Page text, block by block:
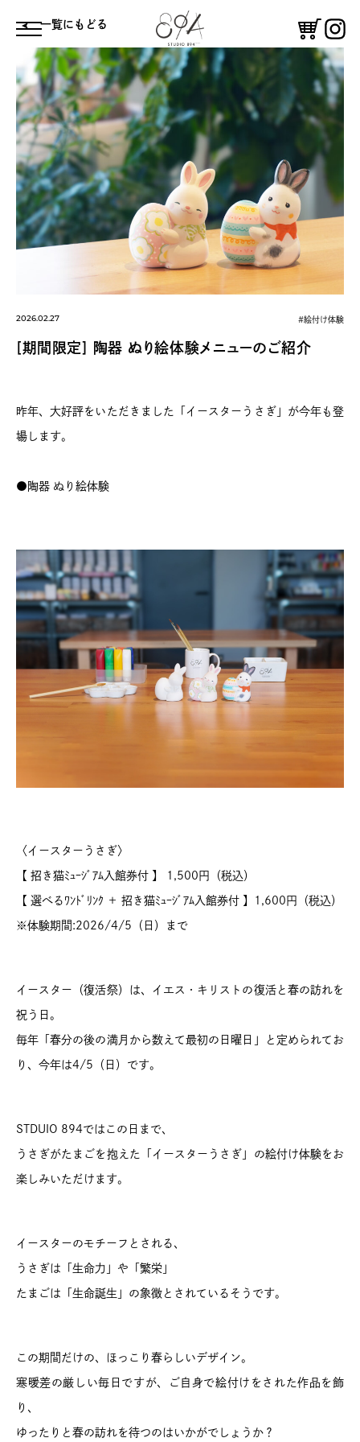
体験する
絵付け体験 鑑賞する
ギャラリー 憩う
コーヒースタンド
⼀覧にもどる
2026.02.27 #絵付け体験
[期間限定] 陶器 ぬり絵体験メニューのご紹介
昨年、大好評をいただきました「イースターうさぎ」が今年も登
場します。
●陶器 ぬり絵体験
〈イースターうさぎ〉
【 招き猫ﾐｭｰｼﾞｱﾑ入館券付 】 1,500円（税込）
【 選べるﾜﾝﾄﾞﾘﾝｸ ＋ 招き猫ﾐｭｰｼﾞｱﾑ入館券付 】1,600円（税込）
※体験期間:2026/4/5（日）まで
イースター（復活祭）は、イエス・キリストの復活と春の訪れを
祝う日。
毎年「春分の後の満月から数えて最初の日曜日」と定められてお
り、今年は4/5（日）です。
STDUIO 894ではこの日まで、
うさぎがたまごを抱えた「イースターうさぎ」の絵付け体験をお
楽しみいただけます。
イースターのモチーフとされる、
うさぎは「生命力」や「繁栄」
たまごは「生命誕生」の象徴とされているそうです。
この期間だけの、ほっこり春らしいデザイン。
寒暖差の厳しい毎日ですが、ご自身で絵付けをされた作品を飾
り、
ゆったりと春の訪れを待つのはいかがでしょうか？